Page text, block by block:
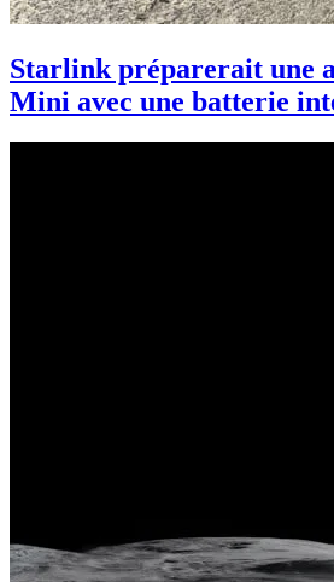
Starlink préparerait une
Mini avec une batterie